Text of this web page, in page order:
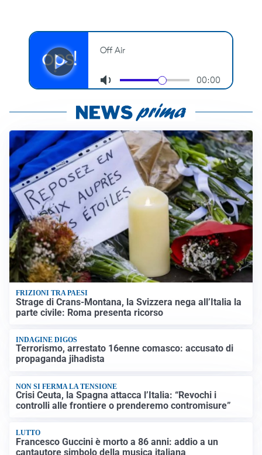
FRIZIONI TRA PAESI
Strage di Crans-Montana, la Svizzera nega all’Italia la
parte civile: Roma presenta ricorso
INDAGINE DIGOS
Terrorismo, arrestato 16enne comasco: accusato di
propaganda jihadista
NON SI FERMA LA TENSIONE
Crisi Ceuta, la Spagna attacca l’Italia: “Revochi i
controlli alle frontiere o prenderemo contromisure”
LUTTO
Francesco Guccini è morto a 86 anni: addio a un
cantautore simbolo della musica italiana